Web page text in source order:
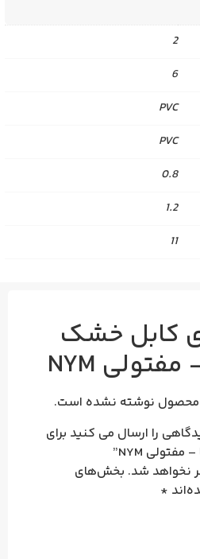
2
6
PVC
PVC
0.8
1.2
11
کابل خشک
محصول نوشته نشده است.
را ارسال می کنید برای
نخواهد شد. بخش‌های
*